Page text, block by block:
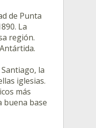
de Punta
La
región.
la
iglesias.
más
buena base